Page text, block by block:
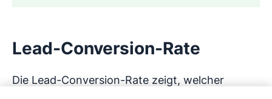
Lead-Conversion-Rate
Die Lead-Conversion-Rate zeigt, welcher